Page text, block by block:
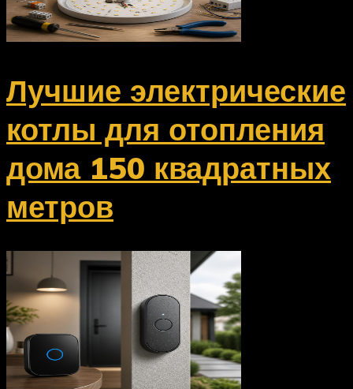
Лучшие электрические
котлы для отопления
дома 150 квадратных
метров